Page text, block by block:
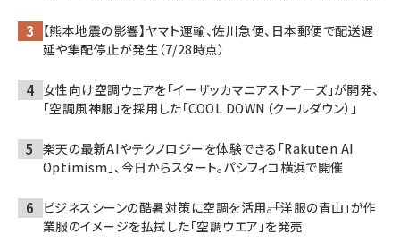
【熊本地震の影響】ヤマト運輸、佐川急便、日本郵便で配送遅
延や集配停止が発生（7/28時点）
女性向け空調ウェアを「イーザッカマニアストア―ズ」が開発、
「空調風神服」を採用した「COOL DOWN（クールダウン）」
楽天の最新AIやテクノロジーを体験できる「Rakuten AI
Optimism」、今日からスタート。パシフィコ横浜で開催
ビジネスシーンの酷暑対策に空調を活用――。「洋服の青山」が作
業服のイメージを払拭した「空調ウエア」を発売